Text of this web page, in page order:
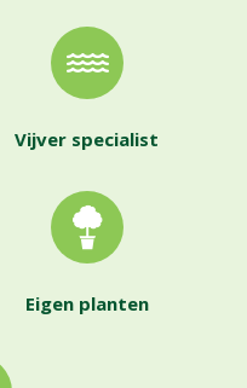
Vijver specialist
Eigen planten